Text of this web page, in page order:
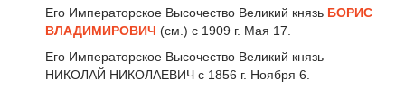
Его Императорское Высочество Великий князь БОРИС
ВЛАДИМИРОВИЧ (см.) с 1909 г. Мая 17.
Его Императорское Высочество Великий князь
НИКОЛАЙ НИКОЛАЕВИЧ с 1856 г. Ноября 6.